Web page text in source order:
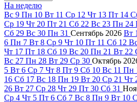
На неделю
Вс 9 Пн 10 Вт 11 Ср 12 Чт 13 Пт 14
Ср 19 Чт 20 Пт 21 Сб 22 Вс 23 Пн 24
Сб 29 Вс 30 Пн 31 Сентябрь 2026 Вт 1
6 Пн 7 Вт 8 Ср 9 Чт 10 Пт 11 Сб 12
Чт 17 Пт 18 Сб 19 Вс 20 Пн 21 Вт 22
Вс 27 Пн 28 Вт 29 Ср 30 Октябрь
5 Вт 6 Ср 7 Чт 8 Пт 9 Сб 10 Вс 11 Пн
16 Сб 17 Вс 18 Пн 19 Вт 20 Ср 21 Чт
26 Вт 27 Ср 28 Чт 29 Пт 30 Сб 31
Ср 4 Чт 5 Пт 6 Сб 7 Вс 8 Пн 9 Вт 10